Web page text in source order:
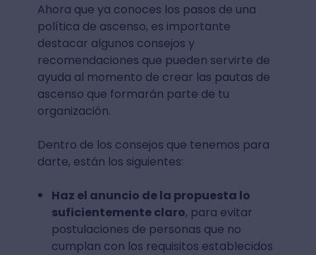
Ahora que ya conoces los pasos de una
política de ascenso, es importante
destacar algunos consejos y
recomendaciones que pueden servirte de
ayuda al momento de crear las pautas de
ascenso que formarán parte de tu
organización.
Dentro de los consejos que tenemos para
darte, están los siguientes:
Haz el anuncio de la propuesta lo
suficientemente claro, para evitar
postulaciones de personas que no
cumplan con los requisitos establecidos